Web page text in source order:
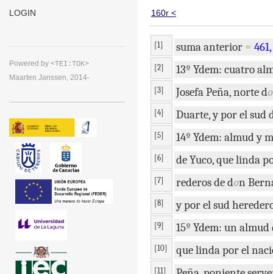
LOGIN
Powered by <TEI:TOK>
Maarten Janssen, 2014-
160r <
[1] sumaanterior = 461,
[2] 13º Ydem: cuatro
[3] JosefaPeña,nortedo
[4] Duarte,yporelsud
[5] 14º Ydem: almudy
[6] deYuco,quelinda
[7] rederosdedon
[8] yporelsud
[9] 15º Ydem: un almud
[10] quelindaporel
[11]